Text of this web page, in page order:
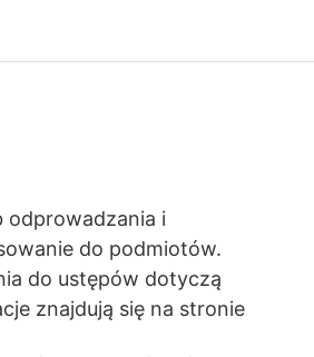
odprowadzania i
do podmiotów.
do ustępów dotyczą
znajdują się na stronie